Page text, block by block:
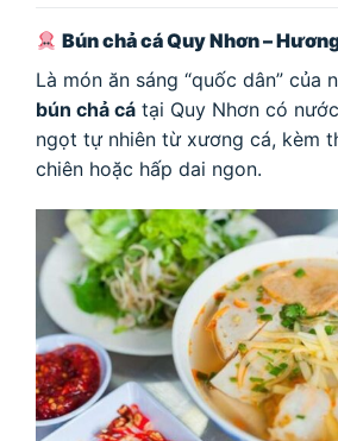
Bún chả cá Quy Nhơn –
Là món ăn sáng “quốc dân” của
bún chả cá tại Quy Nhơn có
ngọt tự nhiên từ xương cá, kèm
chiên hoặc hấp dai ngon.